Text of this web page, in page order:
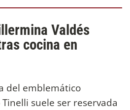
Valdés
cocina en
del emblemático
suele ser reservada